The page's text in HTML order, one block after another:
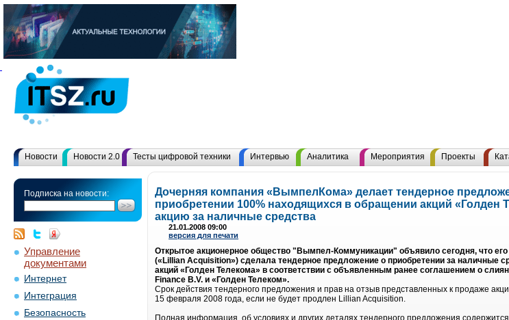
Новости Новости 2.0 Тесты цифровой техники Интервью Аналитика Мероприятия Проекты
Подписка на новости:
Управление
документами
Интернет
Интеграция
Безопасность
Дочерняя компания «ВымпелКома» делает тендерное
приобретении 100% находящихся в обращении акций «Голден
акцию за наличные средства
21.01.2008 09:00
версия для печати
Открытое акционерное общество "Вымпел-Коммуникации" объявило сегодня, что
(«Lillian Acquisition») сделала тендерное предложение о приобретении за наличные
акций «Голден Телекома» в соответствии с объявленным ранее соглашением о
Finance B.V. и «Голден Телеком».
Срок действия тендерного предложения и прав на отзыв представленных к продаже
15 февраля 2008 года, если не будет продлен Lillian Acquisition.
Полная информация об условиях и других деталях тендерного предложения